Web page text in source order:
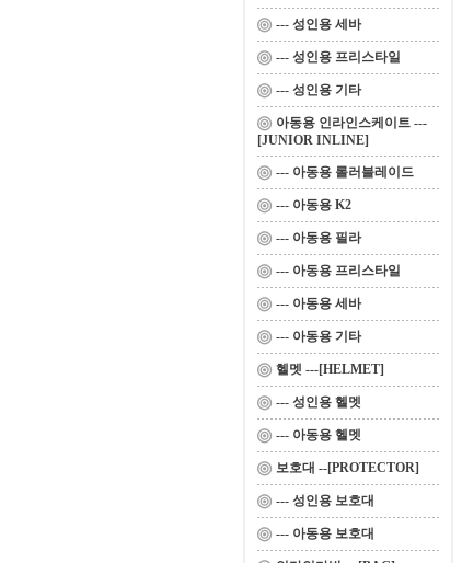
--- 성인용 세바
--- 성인용 프리스타일
--- 성인용 기타
아동용 인라인스케이트 ---
[JUNIOR INLINE]
--- 아동용 롤러블레이드
--- 아동용 K2
--- 아동용 필라
--- 아동용 프리스타일
--- 아동용 세바
--- 아동용 기타
헬멧 ---[HELMET]
--- 성인용 헬멧
--- 아동용 헬멧
보호대 --[PROTECTOR]
--- 성인용 보호대
--- 아동용 보호대